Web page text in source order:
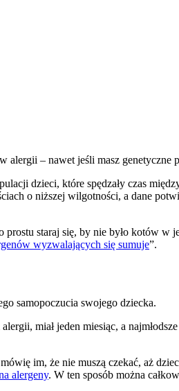
– nawet jeśli masz genetyczne
dzieci, które spędzały czas
o niższej wilgotności, a dane
staraj się, by nie było kotów w
wyzwalających się sumuje”.
samopoczucia swojego dziecka.
miał jeden miesiąc, a
im, że nie muszą czekać, aż
alergeny. W ten sposób można